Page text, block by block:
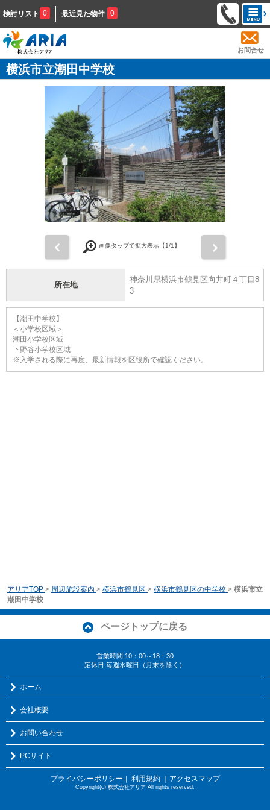
検討リスト 0 最近見た物件 0
お問合せ
横浜市立潮田中学校
画像タップで拡大表示【1/1】
所在地
神奈川県横浜市鶴見区向井町４丁目8
3
【潮田中学校】
＜小学校区域＞
潮田小学校区域
下野谷小学校区域
※入学される際に再度、最新情報を区役所で確認ください。
アリアTOP > 周辺施設案内 > 横浜市鶴見区 > 横浜市鶴見区の中学校 > 横浜市立
潮田中学校
ページトップに戻る
営業時間:10：00～18：30
定休日:毎週水曜日（月末を除く）
ホーム
会社概要
お問い合わせ
PCサイト
プライバシーポリシー ｜ 利用規約 ｜アクセスマップ
Copyright(c) 株式会社アリア All rights reserved.